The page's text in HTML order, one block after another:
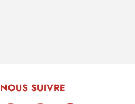
NOUS SUIVRE